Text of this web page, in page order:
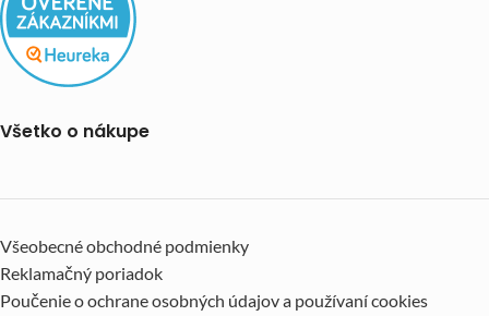
Všetko o nákupe
Všeobecné obchodné podmienky
Reklamačný poriadok
Poučenie o ochrane osobných údajov a používaní cookies